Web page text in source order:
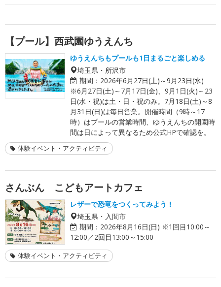
【プール】西武園ゆうえんち
ゆうえんちもプールも1日まるごと楽しめる
埼玉県・所沢市
期間： 2026年6月27日(土)～9月23日(水)
※6月27日(土)～7月17日(金)、9月1日(火)～23
日(水・祝)は土・日・祝のみ。7月18日(土)～8
月31日(日)は毎日営業。開催時間（9時～17
時）はプールの営業時間、ゆうえんちの開園時
間は日によって異なるため公式HPで確認を。
体験イベント・アクティビティ
さんぶん こどもアートカフェ
レザーで恐竜をつくってみよう！
埼玉県・入間市
期間： 2026年8月16日(日) ※1回目10:00～
12:00／2回目13:00～15:00
体験イベント・アクティビティ